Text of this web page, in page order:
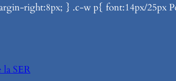
right:8px; } .c-w p{ font:14px/25px
la SER